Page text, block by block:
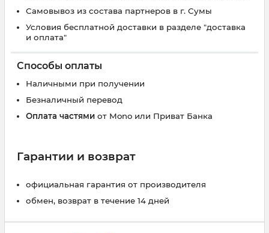
Самовывоз из состава партнеров в г. Сумы
Условия бесплатной доставки в разделе "доставка
и оплата"
Способы оплаты
Наличными при получении
Безналичный перевод
Оплата частями от Mono или Приват Банка
Гарантии и возврат
официальная гарантия от производителя
обмен, возврат в течение 14 дней